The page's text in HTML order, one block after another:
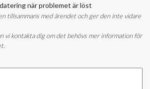
när problemet är löst
tillsammans med ärendet och ger den inte vidare
vi kontakta dig om det behövs mer information för